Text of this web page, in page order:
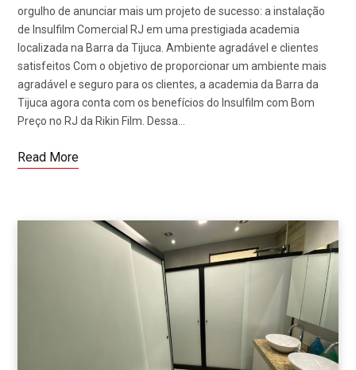
orgulho de anunciar mais um projeto de sucesso: a instalação
de Insulfilm Comercial RJ em uma prestigiada academia
localizada na Barra da Tijuca. Ambiente agradável e clientes
satisfeitos Com o objetivo de proporcionar um ambiente mais
agradável e seguro para os clientes, a academia da Barra da
Tijuca agora conta com os benefícios do Insulfilm com Bom
Preço no RJ da Rikin Film. Dessa…
Read More